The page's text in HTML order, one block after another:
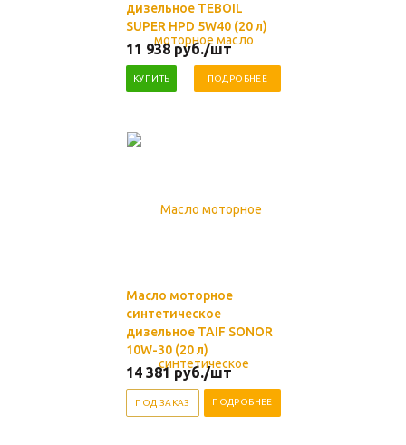
дизельное TEBOIL
SUPER HPD 5W40 (20 л)
11 938руб./шт
КУПИТЬ ПОДРОБНЕЕ
Масло моторное
синтетическое
дизельное TAIF SONOR
10W-30 (20 л)
14 381руб./шт
ПОД ЗАКАЗ ПОДРОБНЕЕ